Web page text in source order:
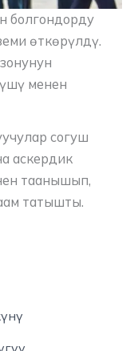
болгондорду
өткөрүлдү.
менен
согуш
аскердик
таанышып,
татышты.